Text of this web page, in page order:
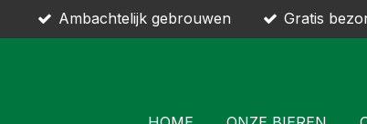
Ambachtelijk gebrouwen Gratis